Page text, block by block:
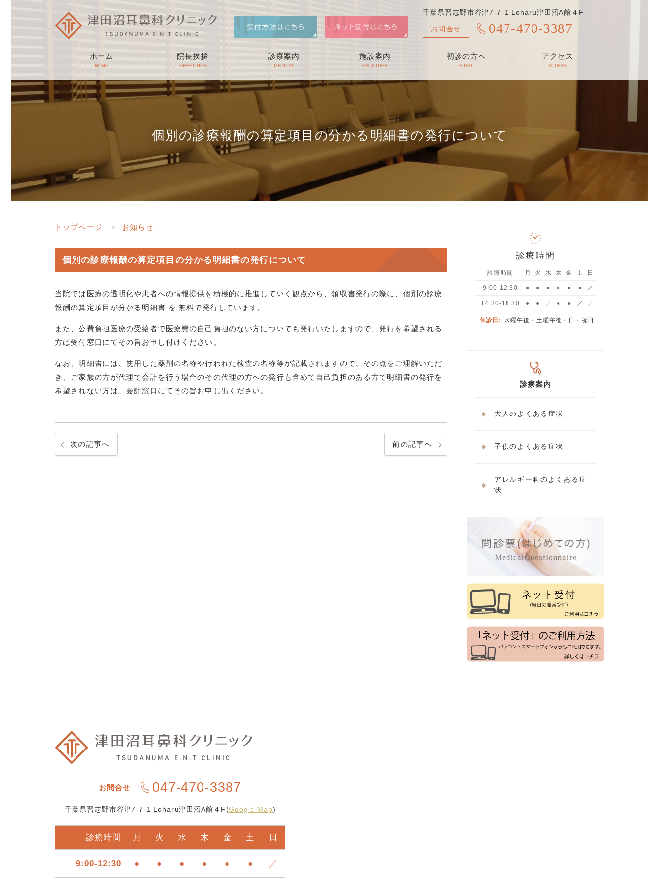
千葉県習志野市谷津7-7-1 Loharu津田沼A館４F
お問合せ 047-470-3387
ホーム
HOME
院長挨拶
GREETINGS
診療案内
MEDICAL
施設案内
FACILITIES
初診の方へ
FIRST
アクセス
ACCESS
個別の診療報酬の算定項目の分かる明細書の発行について
トップページ お知らせ
個別の診療報酬の算定項目の分かる明細書の発行について
当院では医療の透明化や患者への情報提供を積極的に推進していく観点から、領収書発行の際に、個別の診療
報酬の算定項目が分かる明細書 を 無料で発行しています。
また、公費負担医療の受給者で医療費の自己負担のない方についても発行いたしますので、発行を希望される
方は受付窓口にてその旨お申し付けください。
なお、明細書には、使用した薬剤の名称や行われた検査の名称等が記載されますので、その点をご理解いただ
き、ご家族の方が代理で会計を行う場合のその代理の方への発行も含めて自己負担のある方で明細書の発行を
希望されない方は、会計窓口にてその旨お申し出ください。
次の記事へ 前の記事へ
診療時間
診療時間 月 火 水 木 金 土 日
9:00-12:30 ● ● ● ● ● ● ／
14:30-18:30 ● ● ／ ● ● ／ ／
休診日: 水曜午後・土曜午後・日・祝日
診療案内
大人のよくある症状
子供のよくある症状
アレルギー科のよくある症
状
お問合せ 047-470-3387
千葉県習志野市谷津7-7-1 Loharu津田沼A館４F(Google Map)
診療時間 月 火 水 木 金 土 日
9:00-12:30 ● ● ● ● ● ● ／